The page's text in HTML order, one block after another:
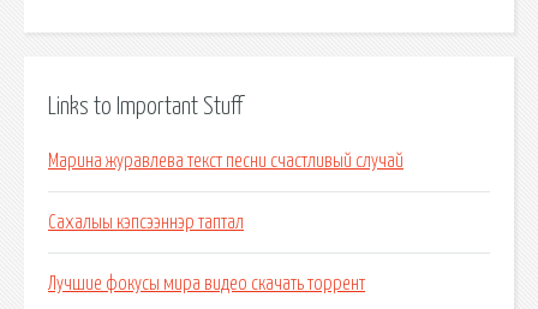
Links to Important Stuff
Марина журавлева текст песни счастливый случай
Сахалыы кэпсээннэр таптал
Лучшие фокусы мира видео скачать торрент